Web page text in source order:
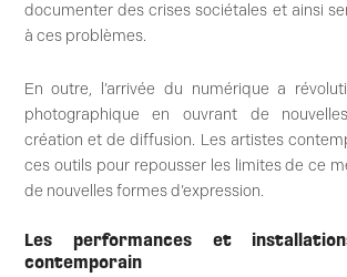
documenter des crises sociétales et ainsi
à ces problèmes.
En outre, l’arrivée du numérique a
photographique en ouvrant de
création et de diffusion. Les artistes
ces outils pour repousser les limites de ce
de nouvelles formes d’expression.
Les performances et
contemporain